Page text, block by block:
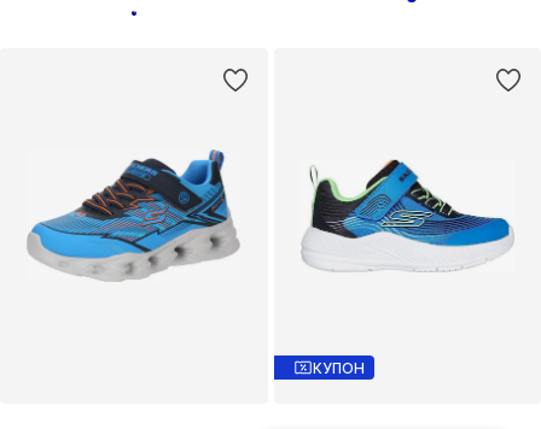
КУПОН